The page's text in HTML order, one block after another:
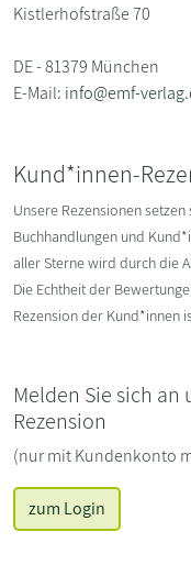
Kistlerhofstraße 70
DE - 81379 München
E-Mail: info@emf-
Kund*innen-
Unsere Rezensionen
Buchhandlungen und
aller Sterne wird durch die
Die Echtheit der
Rezension der Kund*innen
Melden Sie sich an
Rezension
(nur mit Kundenkonto
zum Login